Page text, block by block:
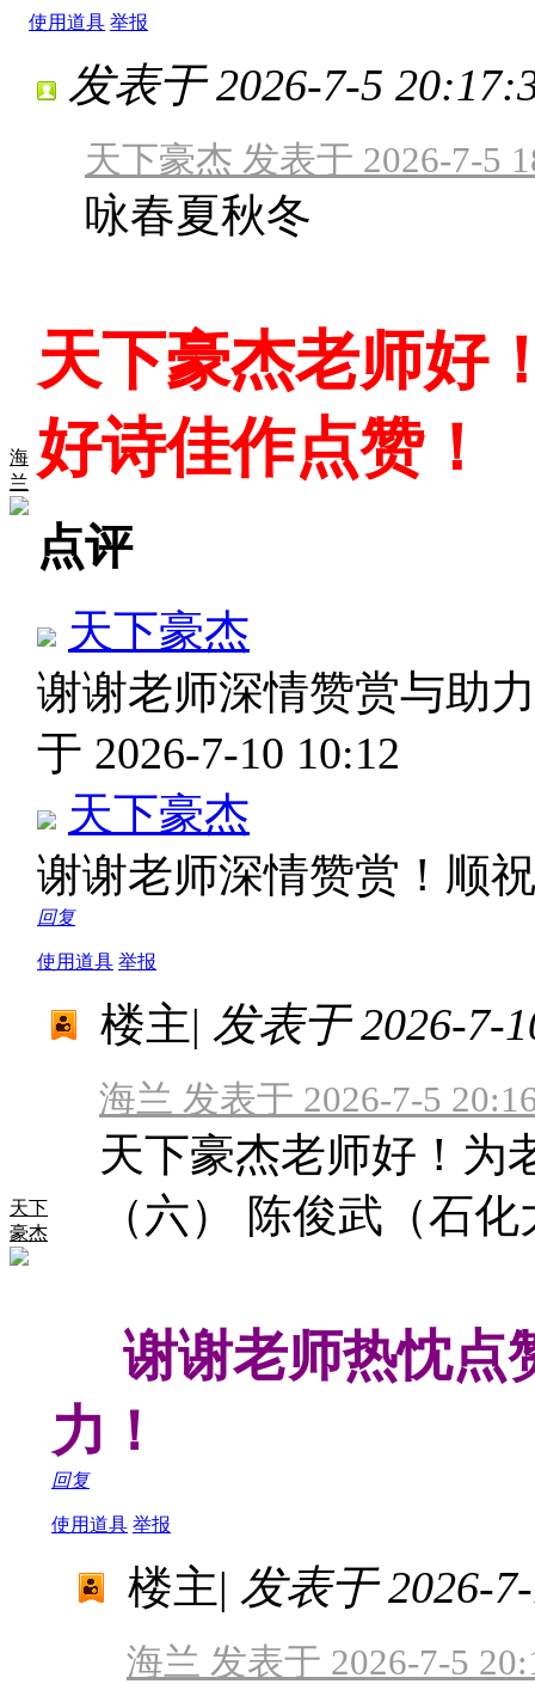
使用道具 举报
海
兰
发表于 2026-7-5
天下豪杰 发表于 2026-7-5
咏春夏秋冬
天下豪杰老师好
好诗佳作点赞！
点评
天下豪杰
谢谢老师深情赞赏与助
于 2026-7-10 10:12
天下豪杰
谢谢老师深情赞赏！顺
回复
使用道具 举报
天下
豪杰
楼主| 发表于 2026-7-
海兰 发表于 2026-7-5
天下豪杰老师好！为
（六） 陈俊武（石
谢谢老师热忱点
力！
回复
使用道具 举报
楼主| 发表于 2026-
海兰 发表于 2026-7-5